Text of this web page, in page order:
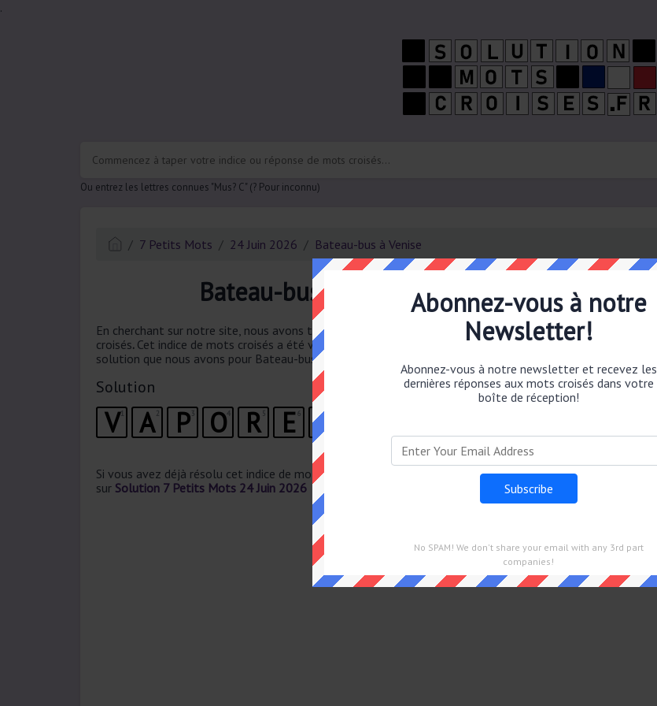
.
Ou entrez les lettres connues "Mus? C" (? Pour inconnu)
7 Petits Mots 24 Juin 2026 Bateau-bus à Venise
Bateau-bus à Venise 7 Petits Mots
En cherchant sur notre site, nous avons trouvé 1 solution possible pour: Bateau-bus à Venise mots
croisés. Cet indice de mots croisés a été vu pour la dernière fois le 24 Juin 2026 7 Petits Mots puzzle
solution que nous avons pour Bateau-bus à Venise a un total de of 9 lettres.
Solution
1
V 2
A 3
P 4
O 5
R 6
E T
Si vous avez déjà résolu cet indice de mots croisés et que vous recherchez le poste principal, rendez-vous
sur Solution 7 Petits Mots 24 Juin 2026
Abonnez-vous à notre
Newsletter!
Abonnez-vous à notre newsletter et recevez les
dernières réponses aux mots croisés dans votre
boîte de réception!
No SPAM! We don't share your email with any 3rd part
companies!